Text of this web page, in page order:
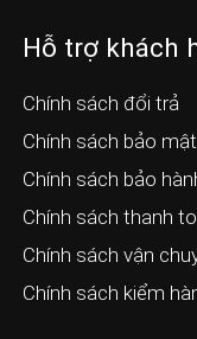
Hỗ trợ khách
Chính sách đổi trả
Chính sách bảo mật
Chính sách bảo
Chính sách thanh
Chính sách vận
Chính sách kiểm